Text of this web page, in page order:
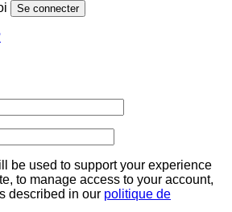
Se connecter
be used to support your experience
to manage access to your account,
described in our politique de